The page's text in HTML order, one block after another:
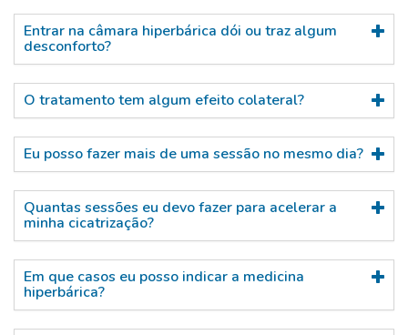
Entrar na câmara hiperbárica dói ou traz algum
desconforto?
O tratamento tem algum efeito colateral?
Eu posso fazer mais de uma sessão no mesmo dia?
Quantas sessões eu devo fazer para acelerar a
minha cicatrização?
Em que casos eu posso indicar a medicina
hiperbárica?